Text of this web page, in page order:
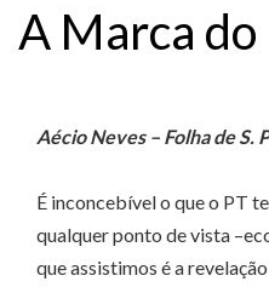
A Marca do
Aécio Neves – Folha de S.
É inconcebível o que o PT
qualquer ponto de vista
que assistimos é a